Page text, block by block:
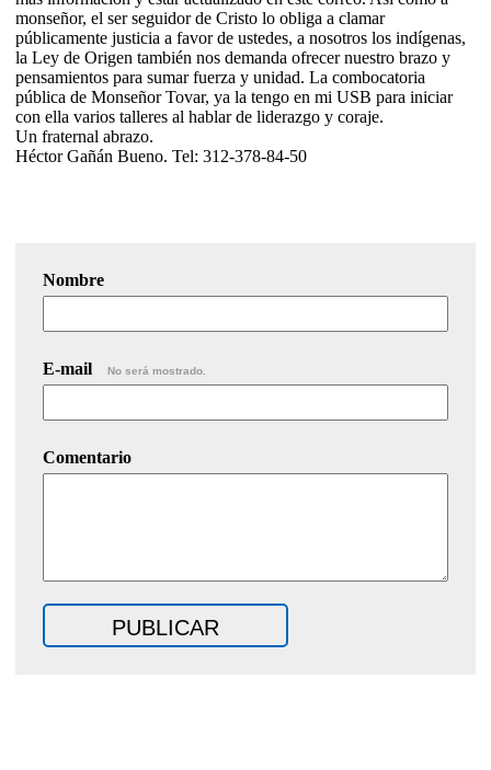
monseñor, el ser seguidor de Cristo lo obliga a clamar
públicamente justicia a favor de ustedes, a nosotros los indígenas,
la Ley de Origen también nos demanda ofrecer nuestro brazo y
pensamientos para sumar fuerza y unidad. La combocatoria
pública de Monseñor Tovar, ya la tengo en mi USB para iniciar
con ella varios talleres al hablar de liderazgo y coraje.
Un fraternal abrazo.
Héctor Gañán Bueno. Tel: 312-378-84-50
Nombre
E-mail No será mostrado.
Comentario